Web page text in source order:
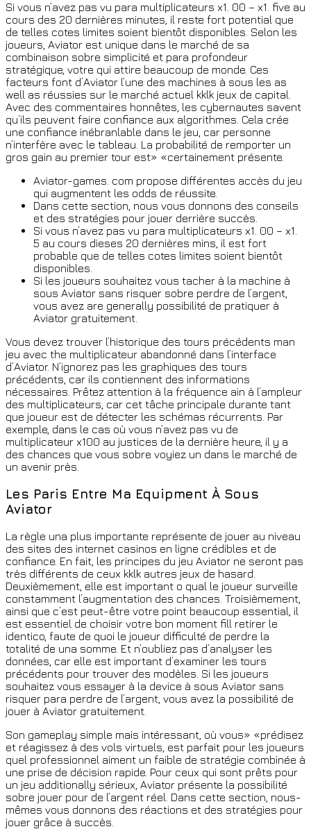
Si vous n’avez pas vu para multiplicateurs x1. 00 – x1. five au
cours des 20 dernières minutes, il reste fort potential que
de telles cotes limites soient bientôt disponibles. Selon les
joueurs, Aviator est unique dans le marché de sa
combinaison sobre simplicité et para profondeur
stratégique, votre qui attire beaucoup de monde. Ces
facteurs font d’Aviator l’une des machines à sous les as
well as réussies sur le marché actuel kklk jeux de capital.
Avec des commentaires honnêtes, les cybernautes savent
qu’ils peuvent faire confiance aux algorithmes. Cela crée
une confiance inébranlable dans le jeu, car personne
n’interfère avec le tableau. La probabilité de remporter un
gros gain au premier tour est» «certainement présente.
Aviator-games. com propose différentes accès du jeu
qui augmentent les odds de réussite.
Dans cette section, nous vous donnons des conseils
et des stratégies pour jouer derrière succès.
Si vous n’avez pas vu para multiplicateurs x1. 00 – x1.
5 au cours dieses 20 dernières mins, il est fort
probable que de telles cotes limites soient bientôt
disponibles.
Si les joueurs souhaitez vous tacher à la machine à
sous Aviator sans risquer sobre perdre de l’argent,
vous avez are generally possibilité de pratiquer à
Aviator gratuitement.
Vous devez trouver l’historique des tours précédents man
jeu avec the multiplicateur abandonné dans l’interface
d’Aviator. N’ignorez pas les graphiques des tours
précédents, car ils contiennent des informations
nécessaires. Prêtez attention à la fréquence ain à l’ampleur
des multiplicateurs, car cet tâche principale durante tant
que joueur est de détecter les schémas récurrents. Par
exemple, dans le cas où vous n’avez pas vu de
multiplicateur x100 au justices de la dernière heure, il y a
des chances que vous sobre voyiez un dans le marché de
un avenir près.
Les Paris Entre Ma Equipment À Sous
Aviator
La règle una plus importante représente de jouer au niveau
des sites des internet casinos en ligne crédibles et de
confiance. En fait, les principes du jeu Aviator ne seront pas
très différents de ceux kklk autres jeux de hasard.
Deuxièmement, elle est important o qual le joueur surveille
constamment l’augmentation des chances. Troisièmement,
ainsi que c’est peut-être votre point beaucoup essential, il
est essentiel de choisir votre bon moment fill retirer le
identico, faute de quoi le joueur difficulté de perdre la
totalité de una somme. Et n’oubliez pas d’analyser les
données, car elle est important d’examiner les tours
précédents pour trouver des modèles. Si les joueurs
souhaitez vous essayer à la device à sous Aviator sans
risquer para perdre de l’argent, vous avez la possibilité de
jouer à Aviator gratuitement.
Son gameplay simple mais intéressant, où vous» «prédisez
et réagissez à des vols virtuels, est parfait pour les joueurs
quel professionnel aiment un faible de stratégie combinée à
une prise de décision rapide. Pour ceux qui sont prêts pour
un jeu additionally sérieux, Aviator présente la possibilité
sobre jouer pour de l’argent réel. Dans cette section, nous-
mêmes vous donnons des réactions et des stratégies pour
jouer grâce à succès.